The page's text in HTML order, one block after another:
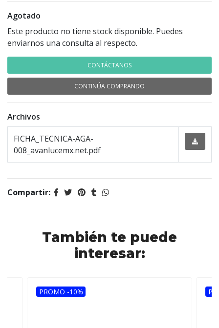
Agotado
Este producto no tiene stock disponible. Puedes
enviarnos una consulta al respecto.
CONTÁCTANOS
CONTINÚA COMPRANDO
Archivos
FICHA_TECNICA-AGA-
008_avanlucemx.net.pdf
Compartir:
También te puede
interesar:
PROMO -10%